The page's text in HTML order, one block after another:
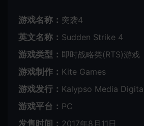
游戏名称： 突袭4
英文名称： Sudden Strike 4
游戏类型： 即时战略类(RTS)游戏
游戏制作： Kite Games
游戏发行： Kalypso Media
游戏平台： PC
发售时间： 2017年8月11日